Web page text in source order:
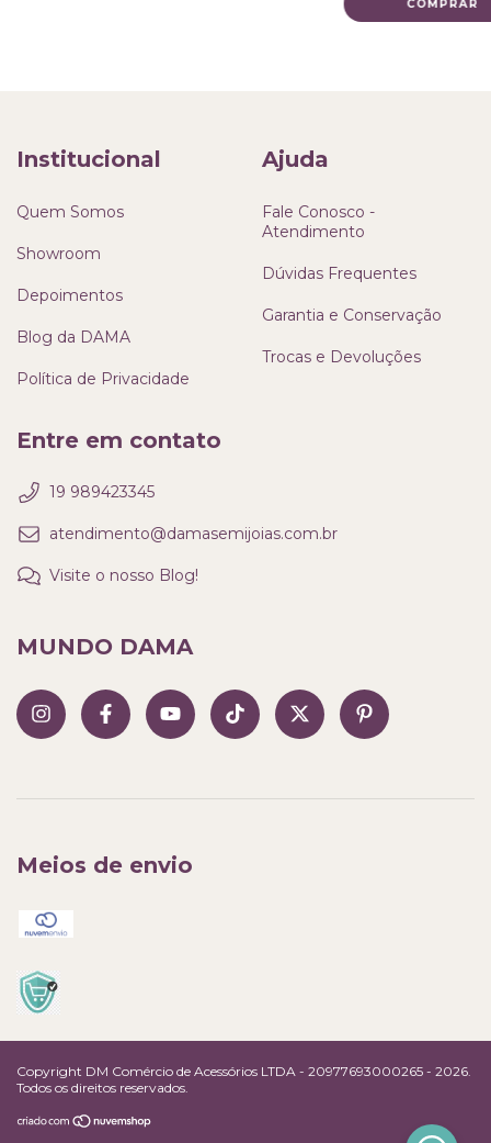
Institucional
Quem Somos
Showroom
Depoimentos
Blog da DAMA
Política de Privacidade
Ajuda
Fale Conosco -
Atendimento
Dúvidas Frequentes
Garantia e Conservação
Trocas e Devoluções
Entre em contato
19 989423345
atendimento@damasemijoias.com.br
Visite o nosso Blog!
MUNDO DAMA
Meios de envio
Copyright DM Comércio de Acessórios LTDA - 20977693000265 - 2026.
Todos os direitos reservados.